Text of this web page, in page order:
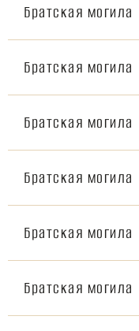
Братская могила
Братская могила
Братская могила
Братская могила
Братская могила
Братская могила